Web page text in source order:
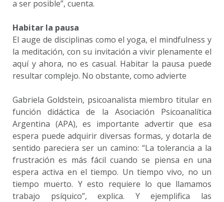
a ser posible”, cuenta.
Habitar la pausa
El auge de disciplinas como el yoga, el mindfulness y
la meditación, con su invitación a vivir plenamente el
aquí y ahora, no es casual. Habitar la pausa puede
resultar complejo. No obstante, como advierte
Gabriela Goldstein, psicoanalista miembro titular en
función didáctica de la Asociación Psicoanalítica
Argentina (APA), es importante advertir que esa
espera puede adquirir diversas formas, y dotarla de
sentido pareciera ser un camino: “La tolerancia a la
frustración es más fácil cuando se piensa en una
espera activa en el tiempo. Un tiempo vivo, no un
tiempo muerto. Y esto requiere lo que llamamos
trabajo psíquico”, explica. Y ejemplifica las